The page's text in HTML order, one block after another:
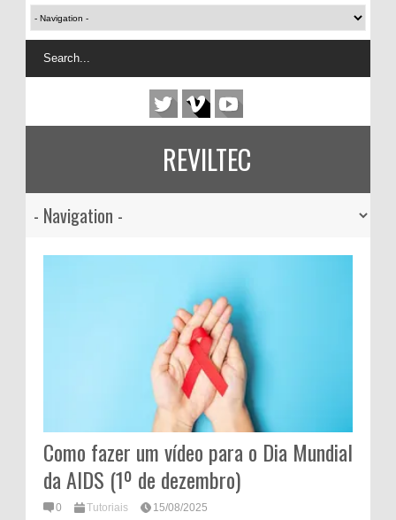
REVILTEC
Como fazer um vídeo para o Dia Mundial
da AIDS (1º de dezembro)
0 Tutoriais 15/08/2025